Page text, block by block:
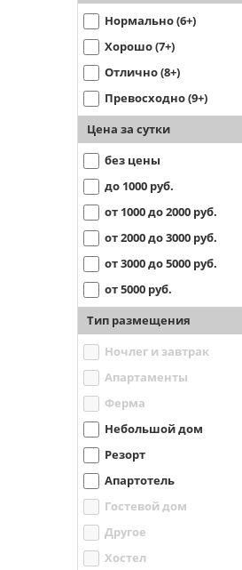
Нормально (6+)
Хорошо (7+)
Отлично (8+)
Превосходно (9+)
Цена за сутки
без цены
до 1000 руб.
от 1000 до 2000 руб.
от 2000 до 3000 руб.
от 3000 до 5000 руб.
от 5000 руб.
Тип размещения
Ночлег и завтрак
Апартаменты
Ферма
Небольшой дом
Резорт
Апартотель
Гостевой дом
Другое
Хостел